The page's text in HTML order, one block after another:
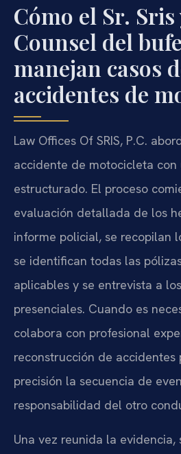
Cómo el Sr. Sris
Counsel del
manejan casos
accidentes de
Law Offices Of SRIS, P.C.
accidente de motocicleta con
estructurado. El proceso
evaluación detallada de los
informe policial, se recopilan
se identifican todas las
aplicables y se entrevista a
presenciales. Cuando es
colabora con profesional
reconstrucción de
precisión la secuencia de
responsabilidad del otro
Una vez reunida la evidencia,